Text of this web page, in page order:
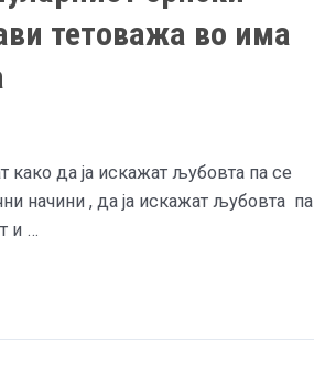
тетоважа во има
како да ја искажат љубовта па се
начини , да ја искажат љубовта па
и …